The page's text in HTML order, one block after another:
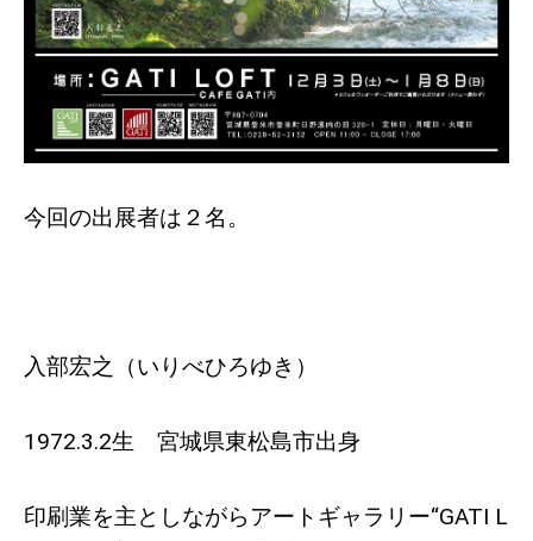
今回の出展者は２名。
入部宏之（いりべひろゆき）
1972.3.2生 宮城県東松島市出身
印刷業を主としながらアートギャラリー“GATI L